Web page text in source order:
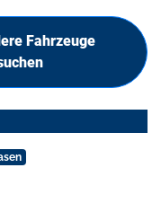
Fahrzeuge